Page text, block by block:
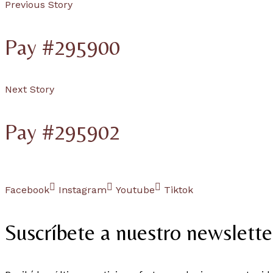
Previous Story
Pay #295900
Next Story
Pay #295902
Facebook Instagram Youtube Tiktok
Suscríbete a nuestro